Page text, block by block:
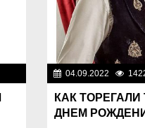
04.09.2022
КАК
ДНЕМ